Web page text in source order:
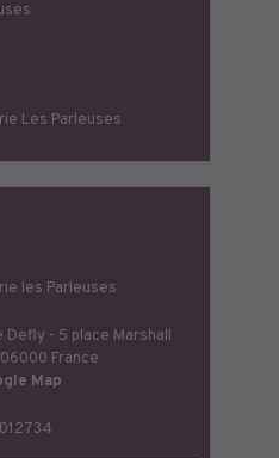
Les Parleuses
les Parleuses
Defly - 5 place Marshall
06000 France
Map